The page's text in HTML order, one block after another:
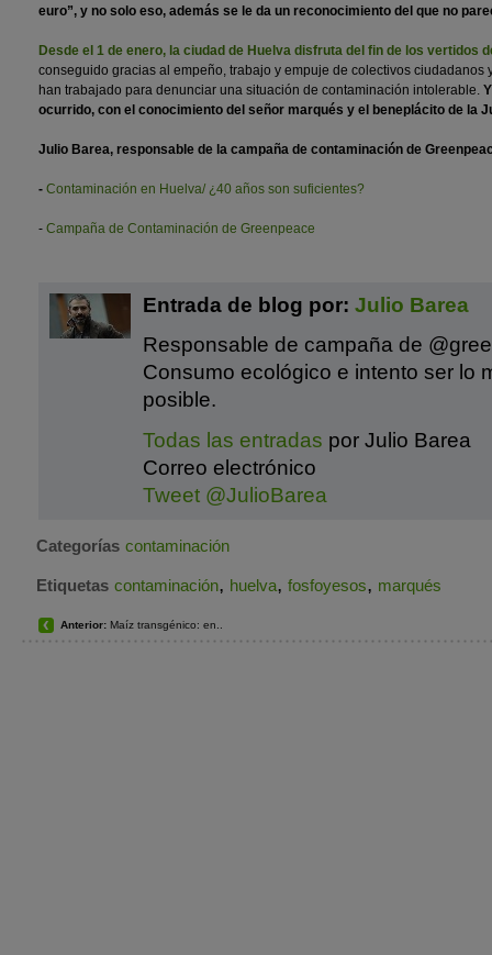
euro”, y no solo eso, además se le da un reconocimiento del que no
Desde el 1 de enero, la ciudad de Huelva disfruta del fin de los vertidos
conseguido gracias al empeño, trabajo y empuje de colectivos ciudadanos
han trabajado para denunciar una situación de contaminación intolerable.
ocurrido, con el conocimiento del señor marqués y el beneplácito de la
Julio Barea, responsable de la campaña de contaminación de
- Contaminación en Huelva/ ¿40 años son suficientes?
- Campaña de Contaminación de Greenpeace
Entrada de blog por: Julio Barea
Responsable de campaña de
Consumo ecológico e intento ser lo
posible.
Todas las entradas por Julio Barea
Correo electrónico
Tweet @JulioBarea
Categorías contaminación
Etiquetas contaminación, huelva, fosfoyesos, marqués
Anterior: Maíz transgénico: en..